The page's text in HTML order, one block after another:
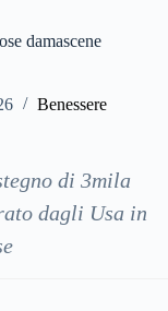
damascene
Benessere
di 3mila
dagli Usa in